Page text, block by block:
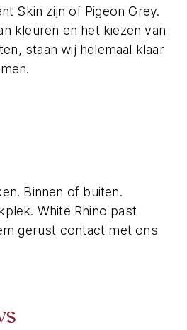
Skin zijn of Pigeon Grey.
kleuren en het kiezen van
staan wij helemaal klaar
Binnen of buiten.
White Rhino past
gerust contact met ons